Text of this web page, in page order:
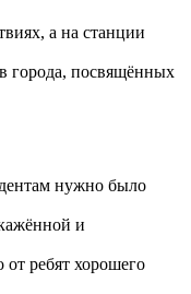
а на станции
города, посвящённых
нужно было
и
ребят хорошего